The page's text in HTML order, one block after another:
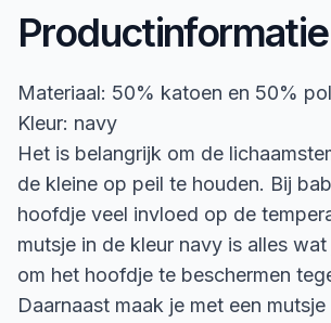
Productinformatie
Materiaal: 50% katoen en 50%
Kleur: navy
Het is belangrijk om de
de kleine op peil te houden. Bij
hoofdje veel invloed op de
mutsje in de kleur navy is alles
om het hoofdje te beschermen
Daarnaast maak je met een